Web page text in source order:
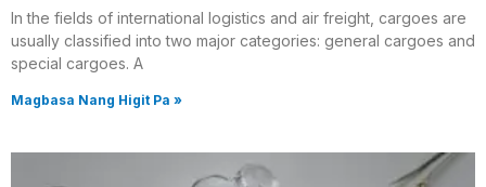
In the fields of international logistics and air freight, cargoes are
usually classified into two major categories: general cargoes and
special cargoes. A
Magbasa Nang Higit Pa »